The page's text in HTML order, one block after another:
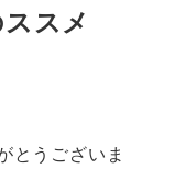
スメ
とうございま